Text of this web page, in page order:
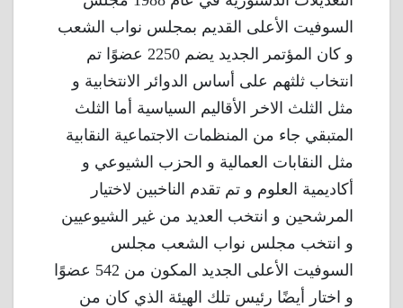
السوفيت الأعلى القديم بمجلس نواب الشعب
و كان المؤتمر الجديد يضم 2250 عضوًا تم
انتخاب ثلثهم على أساس الدوائر الانتخابية و
مثل الثلث الاخر الأقاليم السياسية أما الثلث
المتبقي جاء من المنظمات الاجتماعية النقابية
مثل النقابات العمالية و الحزب الشيوعي و
أكاديمية العلوم و تم تقدم الناخبين لاختيار
المرشحين و انتخب العديد من غير الشيوعيين
و انتخب مجلس نواب الشعب مجلس
السوفيت الأعلى الجديد المكون من 542 عضوًا
و اختار أيضًا رئيس تلك الهيئة الذي كان من